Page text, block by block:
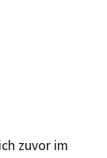
zuvor im